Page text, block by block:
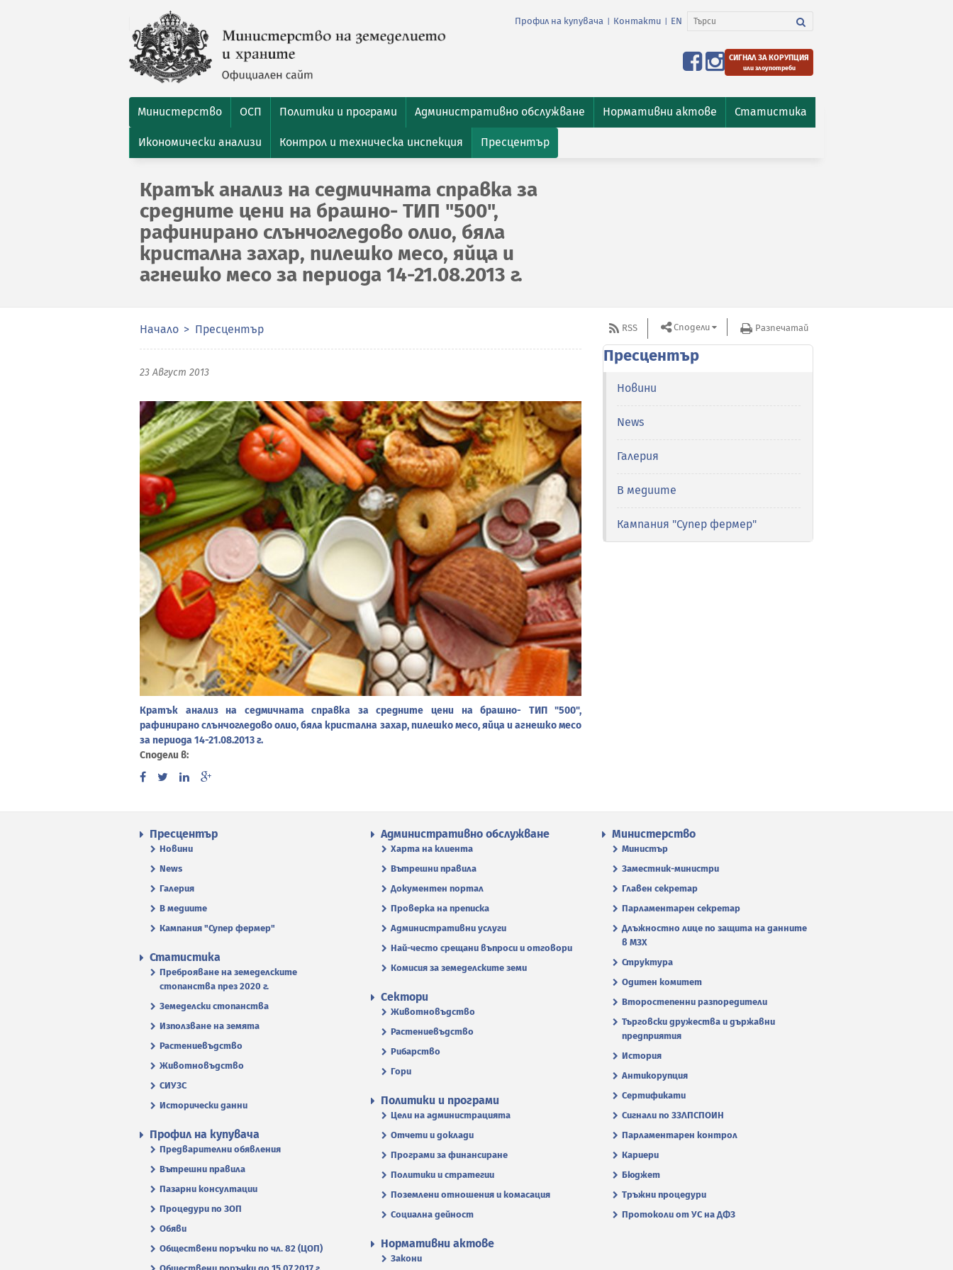
Профил на купувача Контакти EN
СИГНАЛ ЗА КОРУПЦИЯ
или злоупотреби
Министерство ОСП Политики и програми Административно обслужване Нормативни актове Статистика
Икономически анализи Контрол и техническа инспекция Пресцентър
Кратък анализ на седмичната справка за
средните цени на брашно- ТИП "500",
рафинирано слънчогледово олио, бяла
кристална захар, пилешко месо, яйца и
агнешко месо за периода 14-21.08.2013 г.
Начало Пресцентър
23 Август 2013
Кратък анализ на седмичната справка за средните цени на брашно- ТИП "500",
рафинирано слънчогледово олио, бяла кристална захар, пилешко месо, яйца и агнешко месо
за периода 14-21.08.2013 г.
Сподели в:
RSS Сподели Разпечатай
Пресцентър
Новини
News
Галерия
В медиите
Кампания "Супер фермер"
Пресцентър
Новини
News
Галерия
В медиите
Кампания "Супер фермер"
Административно обслужване
Харта на клиента
Вътрешни правила
Документен портал
Проверка на преписка
Административни услуги
Най-често срещани въпроси и отговори
Комисия за земеделските земи
Министерство
Министър
Заместник-министри
Главен секретар
Парламентарен секретар
Длъжностно лице по защита на данните
в МЗХ
Структура
Одитен комитет
Второстепенни разпоредители
Търговски дружества и държавни
предприятия
История
Антикорупция
Сертификати
Сигнали по ЗЗЛПСПОИН
Парламентарен контрол
Кариери
Бюджет
Тръжни процедури
Протоколи от УС на ДФЗ
Статистика
Преброяване на земеделските
стопанства през 2020 г.
Земеделски стопанства
Използване на земята
Растениевъдство
Животновъдство
СИУЗС
Исторически данни
Сектори
Животновъдство
Растениевъдство
Рибарство
Гори
Политики и програми
Цели на администрацията
Отчети и доклади
Програми за финансиране
Политики и стратегии
Поземлени отношения и комасация
Социална дейност
Профил на купувача
Предварителни обявления
Вътрешни правила
Пазарни консултации
Процедури по ЗОП
Обяви
Обществени поръчки по чл. 82 (ЦОП)
Обществени поръчки до 15.07.2017 г.
Нормативни актове
Закони